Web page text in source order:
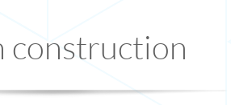
construction